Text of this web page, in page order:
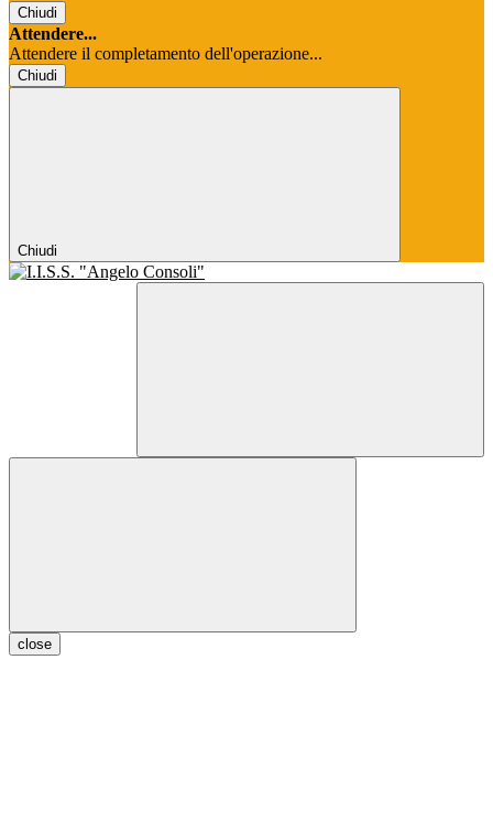
Chiudi
Attendere...
Attendere il completamento dell'operazione...
Chiudi
Chiudi
close